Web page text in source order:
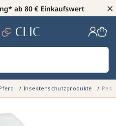
ab 80 € Einkaufswert ×
Insektenschutzprodukte